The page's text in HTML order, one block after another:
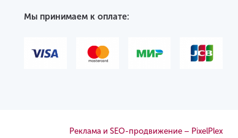
Мы принимаем к оплате:
Реклама и SEO-продвижение – PixelPlex